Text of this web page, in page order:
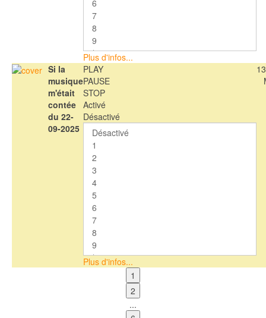
Plus d'infos...
Si la
musique
m'était
contée
du 22-
09-2025
PLAY
PAUSE
STOP
Activé
Désactivé
Plus d'infos...
...